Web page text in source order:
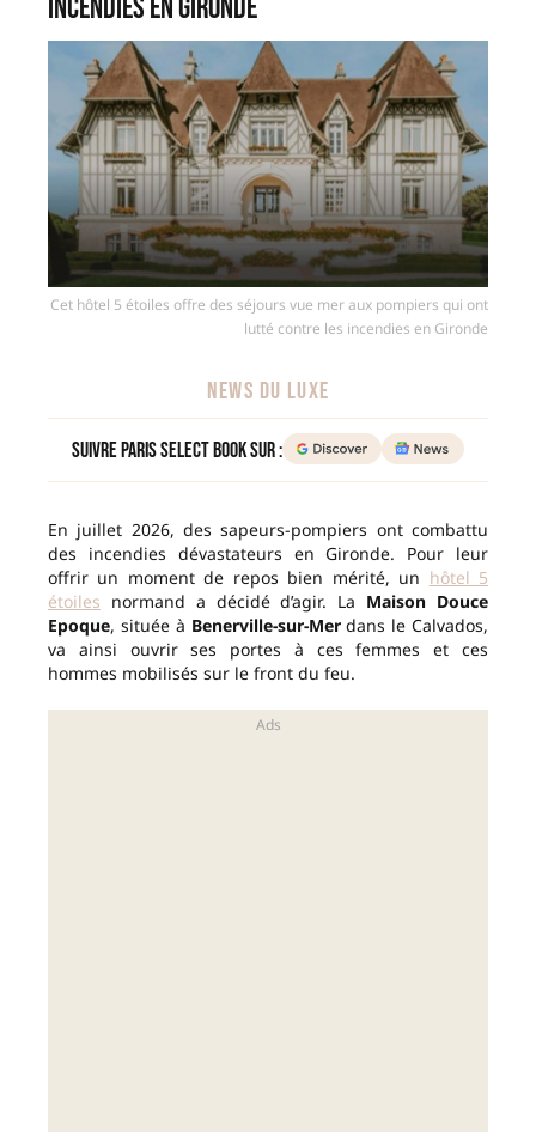
incendies en Gironde
Cet hôtel 5 étoiles offre des séjours vue mer aux pompiers qui ont
lutté contre les incendies en Gironde
NEWS DU LUXE
Suivre Paris Select Book sur :
En juillet 2026, des sapeurs-pompiers ont combattu
des incendies dévastateurs en Gironde. Pour leur
offrir un moment de repos bien mérité, un hôtel 5
étoiles normand a décidé d’agir. La Maison Douce
Epoque, située à Benerville-sur-Merdans le Calvados,
va ainsi ouvrir ses portes à ces femmes et ces
hommes mobilisés sur le front du feu.